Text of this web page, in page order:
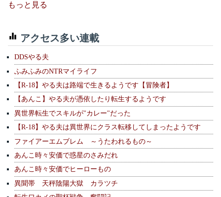
もっと見る
アクセス多い連載
DDSやる夫
ふみふみのNTRマイライフ
【R-18】やる夫は路端で生きるようです【冒険者】
【あんこ】やる夫が憑依したり転生するようです
異世界転生でスキルが"カレー"だった
【R-18】やる夫は異世界にクラス転移してしまったようです
ファイアーエムブレム ～うたわれるもの～
あんこ時々安価で惑星のさみだれ
あんこ時々安価でヒーローもの
異聞帯 天秤陰陽大獄 カラツチ